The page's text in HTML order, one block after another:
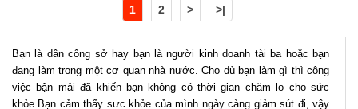
1 2 > >|
Bạn là dân công sở hay bạn là người kinh doanh tài ba hoặc bạn
đang làm trong một cơ quan nhà nước. Cho dù bạn làm gì thì công
việc bận mải đã khiến bạn không có thời gian chăm lo cho sức
khỏe.Bạn cảm thấy sưc khỏe của mình ngày càng giảm sút đi, vậy